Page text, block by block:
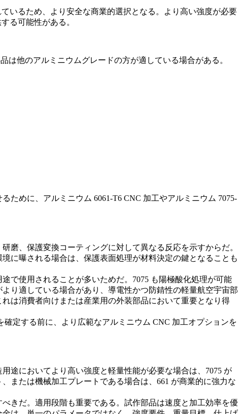
いるため、より安全な商業的選択となる。より高い強度が必要
る可能性がある。
は他のアルミニウムグレードの方が適している場合がある。
ために、 アルミニウム 6061-T6 CNC 加工やアルミニウム 7075-
磨、保護変換コーティングに対して異なる反応を示すからだ。
に曝される場合は、保護表面処理が材料決定の鍵となることも
で使用されることが多いためだ。7075 も陽極酸化処理が可能
り適している場合があり、導電性かつ防錆性の軽量航空宇宙部
は消費者向けまたは産業用の外装部品において重要となり得
確定する前に、より広範なアルミニウム CNC 加工オプションを
途においてより高い強度と軽量性能が必要な場合は、7075 が
または機械加工プレートである場合は、661 が商業的に強力な
きだ。適用段階も重要である。試作部品は速度と加工効率を優